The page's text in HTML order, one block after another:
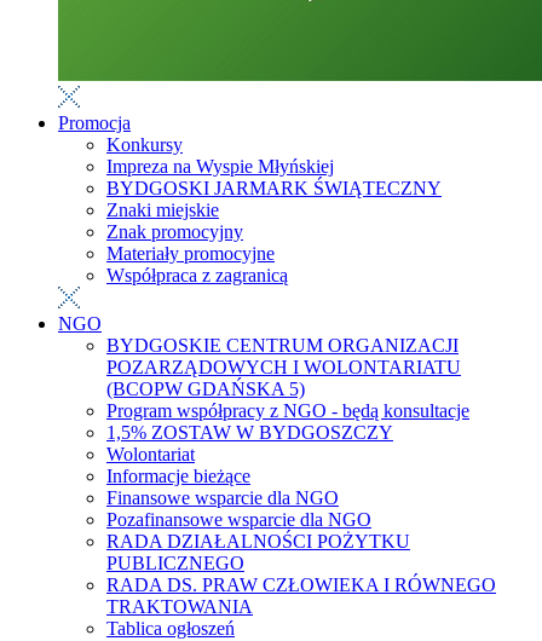
Promocja
Konkursy
Impreza na Wyspie Młyńskiej
BYDGOSKI JARMARK ŚWIĄTECZNY
Znaki miejskie
Znak promocyjny
Materiały promocyjne
Współpraca z zagranicą
NGO
BYDGOSKIE CENTRUM ORGANIZACJI
POZARZĄDOWYCH I WOLONTARIATU
(BCOPW GDAŃSKA 5)
Program współpracy z NGO - będą konsultacje
1,5% ZOSTAW W BYDGOSZCZY
Wolontariat
Informacje bieżące
Finansowe wsparcie dla NGO
Pozafinansowe wsparcie dla NGO
RADA DZIAŁALNOŚCI POŻYTKU
PUBLICZNEGO
RADA DS. PRAW CZŁOWIEKA I RÓWNEGO
TRAKTOWANIA
Tablica ogłoszeń